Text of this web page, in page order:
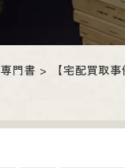
専門書 【宅配買取